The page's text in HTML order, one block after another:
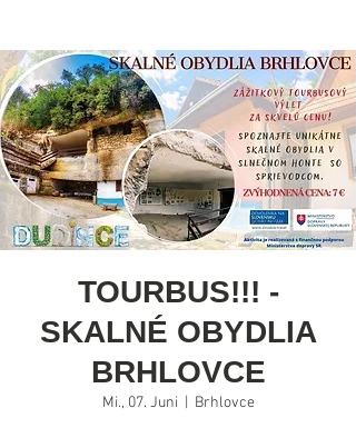
TOURBUS!!! -
SKALNÉ OBYDLIA
BRHLOVCE
Mi., 07. Juni Brhlovce